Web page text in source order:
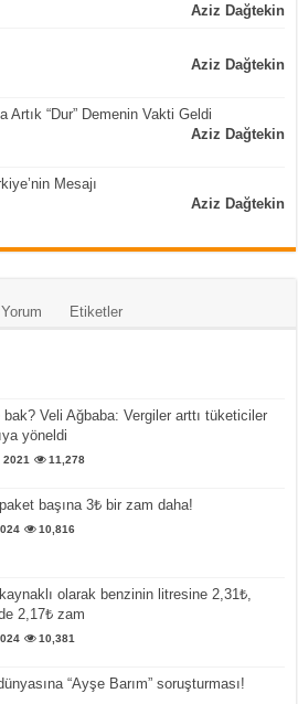
Aziz Dağtekin
Aziz Dağtekin
Artık “Dur” Demenin Vakti Geldi
Aziz Dağtekin
Mesajı
Aziz Dağtekin
Yorum Etiketler
bak? Veli Ağbaba: Vergiler arttı tüketiciler
yöneldi
2021 11,278
başına 3₺ bir zam daha!
10,816
olarak benzinin litresine 2,31₺,
2,17₺ zam
10,381
“Ayşe Barım” soruşturması!